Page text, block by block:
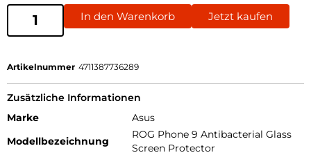
In den Warenkorb Jetzt kaufen
Artikelnummer 4711387736289
Zusätzliche Informationen
Marke
Asus
Modellbezeichnung
ROG Phone 9 Antibacterial Glass
Screen Protector